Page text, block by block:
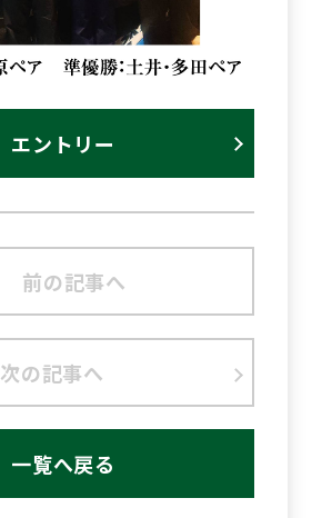
エントリー
前の記事へ
一覧へ戻る
次の記事へ